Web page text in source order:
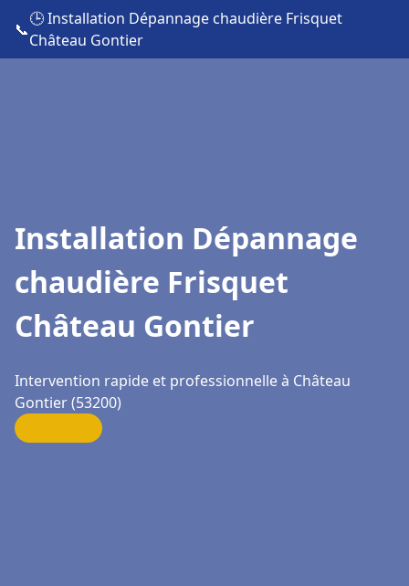
📞
🕒 Installation Dépannage chaudière Frisquet
Château Gontier
Installation Dépannage
chaudière Frisquet
Château Gontier
Intervention rapide et professionnelle à Château
Gontier (53200)